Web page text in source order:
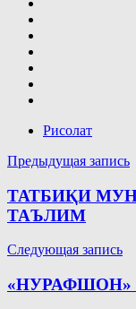
Рисолат
Навигация
по
записям
Предыдущая запись
ТАТБИҚИ
ТАЪЛИМ
Следующая запись